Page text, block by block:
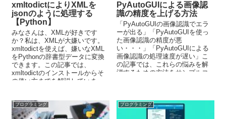
xmltodictによりXMLを
jsonのように処理する
【Python】
みなさんは、XMLが好きです
か？私は、XMLが大嫌いです。
xmltodictを使えば、嫌いなXML
をPythonの辞書型データに変換
できます。この記事では、
xmltodictのインストールからそ
の使い方までを解説していま
PyAutoGUIによる画像認
識の精度を上げる方法
「PyAutoGUIの画像認識でエラ
ーが出る」「PyAutoGUIを使っ
た画像認識の精度が悪
い・・・」「PyAutoGUIによる
画像認識の処理速度が遅い」こ
の記事では、これらの悩みを解
消するための方法をサンプルコ
プログラミング プログラミング